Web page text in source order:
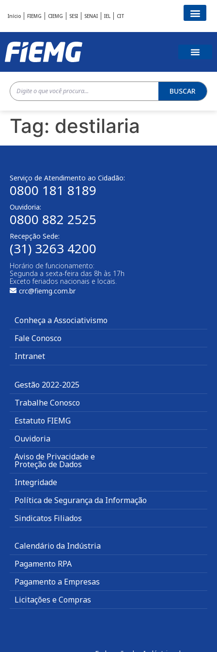
Início FIEMG CIEMG SESI SENAI IEL CIT
BUSCAR
Tag: destilaria
Serviço de Atendimento ao Cidadão:
0800 181 8189
Ouvidoria:
0800 882 2525
Recepção Sede:
(31) 3263 4200
Horário de funcionamento:
Segunda a sexta-feira das 8h às 17h
Exceto feriados nacionais e locais.
crc@fiemg.com.br
Conheça a Associativismo
Fale Conosco
Intranet
Gestão 2022-2025
Trabalhe Conosco
Estatuto FIEMG
Ouvidoria
Aviso de Privacidade e
Proteção de Dados
Integridade
Política de Segurança da Informação
Sindicatos Filiados
Calendário da Indústria
Pagamento RPA
Pagamento a Empresas
Licitações e Compras